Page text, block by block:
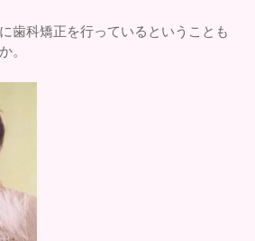
歯科矯正を行っているということも
。